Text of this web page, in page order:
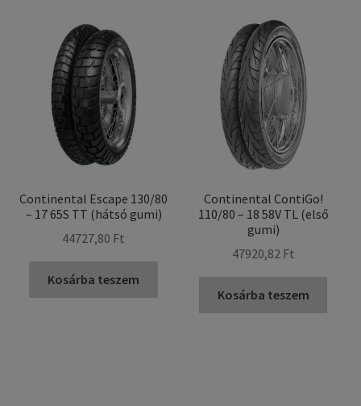
Continental Escape 130/80
– 17 65S TT (hátsó gumi)
44727,80 Ft
Kosárba teszem
Continental ContiGo!
110/80 – 18 58V TL (első
gumi)
47920,82 Ft
Kosárba teszem